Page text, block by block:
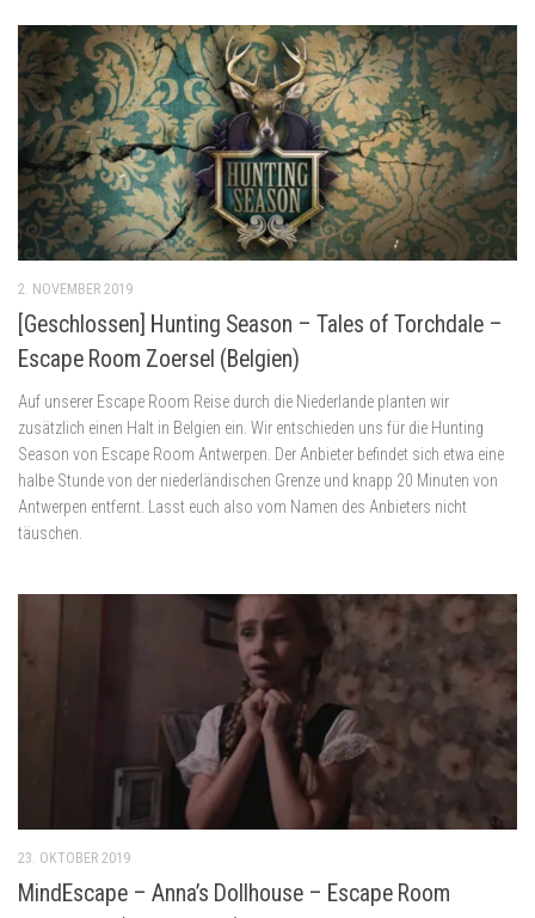
2. NOVEMBER 2019
[Geschlossen] Hunting Season – Tales of Torchdale –
Escape Room Zoersel (Belgien)
Auf unserer Escape Room Reise durch die Niederlande planten wir
zusätzlich einen Halt in Belgien ein. Wir entschieden uns für die Hunting
Season von Escape Room Antwerpen. Der Anbieter befindet sich etwa eine
halbe Stunde von der niederländischen Grenze und knapp 20 Minuten von
Antwerpen entfernt. Lasst euch also vom Namen des Anbieters nicht
täuschen.
23. OKTOBER 2019
MindEscape – Anna’s Dollhouse – Escape Room